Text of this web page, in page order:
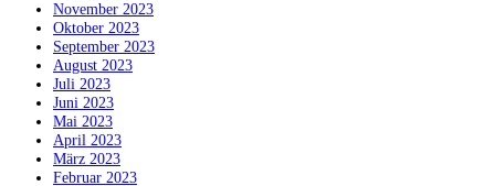
November 2023
Oktober 2023
September 2023
August 2023
Juli 2023
Juni 2023
Mai 2023
April 2023
März 2023
Februar 2023